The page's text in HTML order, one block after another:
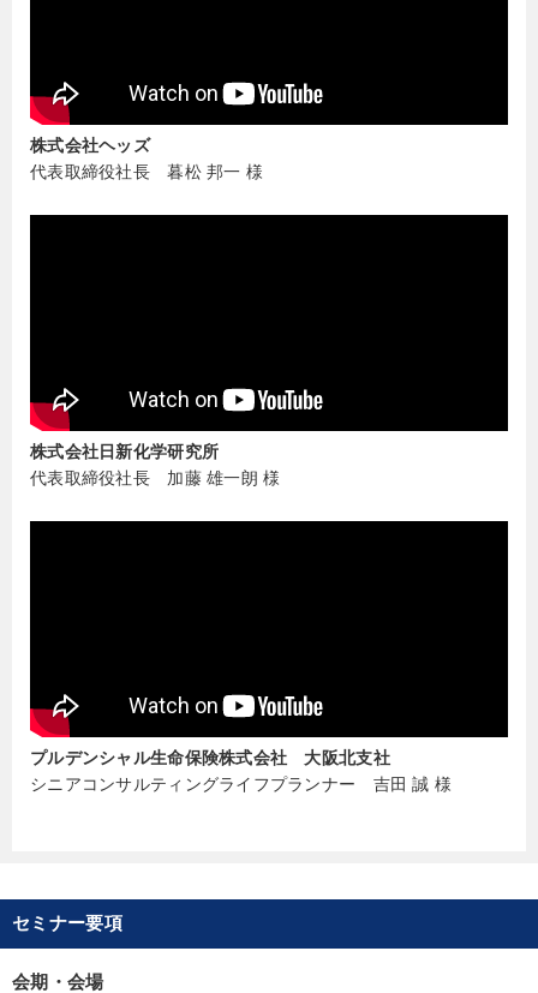
株式会社ヘッズ
代表取締役社長 暮松 邦一 様
株式会社日新化学研究所
代表取締役社長 加藤 雄一朗 様
プルデンシャル生命保険株式会社 大阪北支社
シニアコンサルティングライフプランナー 吉田 誠 様
セミナー要項
会期・会場